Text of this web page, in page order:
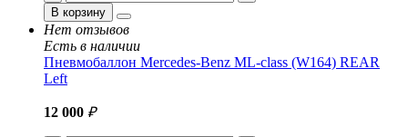
В корзину
Нет отзывов
Есть в наличии
Пневмобаллон Mercedes-Benz ML-class (W164) REAR
Left
12 000 ₽